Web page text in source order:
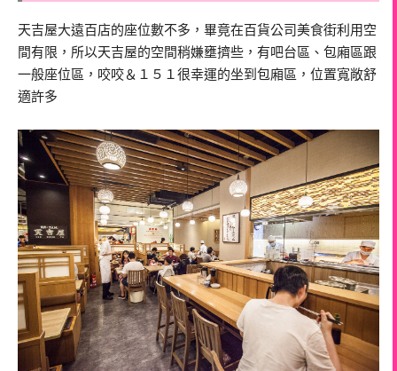
天吉屋大遠百店的座位數不多，畢竟在百貨公司美食街利用空
間有限，所以天吉屋的空間稍嫌壅擠些，有吧台區、包廂區跟
一般座位區，咬咬＆１５１很幸運的坐到包廂區，位置寬敞舒
適許多